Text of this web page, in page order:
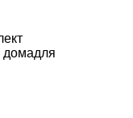
домадля